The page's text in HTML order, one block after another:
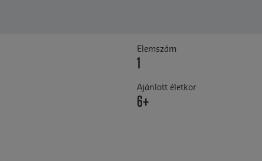
Elemszám
1
Ajánlott életkor
6+